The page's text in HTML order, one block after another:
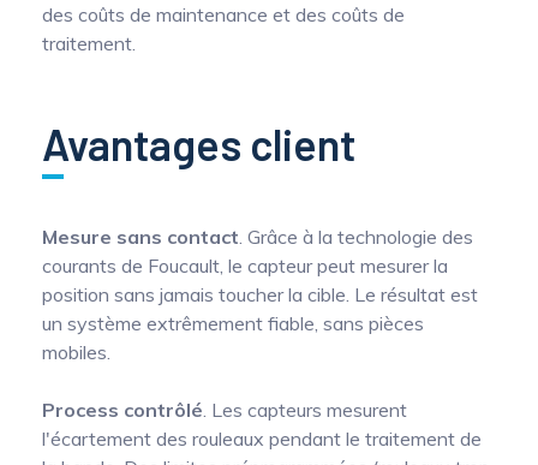
des coûts de maintenance et des coûts de
traitement.
Avantages client
Mesure sans contact . Grâce à la technologie des
courants de Foucault, le capteur peut mesurer la
position sans jamais toucher la cible. Le résultat est
un système extrêmement fiable, sans pièces
mobiles.
Process contrôlé . Les capteurs mesurent
l'écartement des rouleaux pendant le traitement de